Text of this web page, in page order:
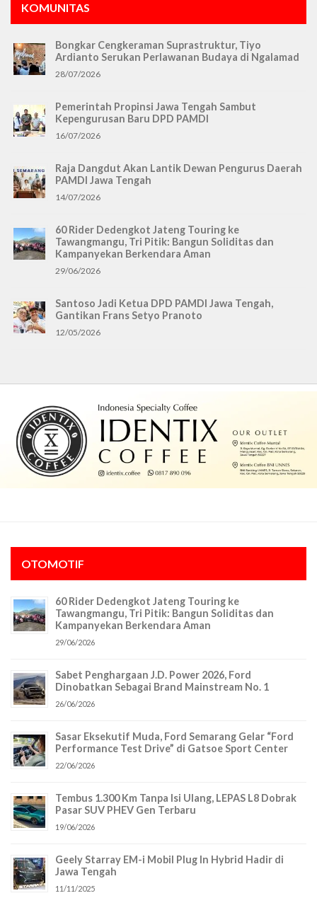
KOMUNITAS
Bongkar Cengkeraman Suprastruktur, Tiyo
Ardianto Serukan Perlawanan Budaya di Ngalamad
28/07/2026
Pemerintah Propinsi Jawa Tengah Sambut
Kepengurusan Baru DPD PAMDI
16/07/2026
Raja Dangdut Akan Lantik Dewan Pengurus Daerah
PAMDI Jawa Tengah
14/07/2026
60 Rider Dedengkot Jateng Touring ke
Tawangmangu, Tri Pitik: Bangun Soliditas dan
Kampanyekan Berkendara Aman
29/06/2026
Santoso Jadi Ketua DPD PAMDI Jawa Tengah,
Gantikan Frans Setyo Pranoto
12/05/2026
OTOMOTIF
60 Rider Dedengkot Jateng Touring ke
Tawangmangu, Tri Pitik: Bangun Soliditas dan
Kampanyekan Berkendara Aman
29/06/2026
Sabet Penghargaan J.D. Power 2026, Ford
Dinobatkan Sebagai Brand Mainstream No. 1
26/06/2026
Sasar Eksekutif Muda, Ford Semarang Gelar “Ford
Performance Test Drive” di Gatsoe Sport Center
22/06/2026
Tembus 1.300 Km Tanpa Isi Ulang, LEPAS L8 Dobrak
Pasar SUV PHEV Gen Terbaru
19/06/2026
Geely Starray EM-i Mobil Plug In Hybrid Hadir di
Jawa Tengah
11/11/2025